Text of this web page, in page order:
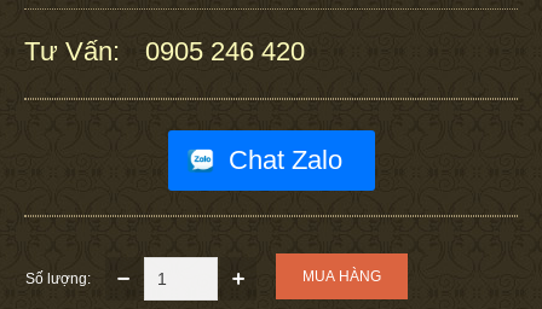
Tư Vấn: 0905 246 420
Chat Zalo
Số lượng: